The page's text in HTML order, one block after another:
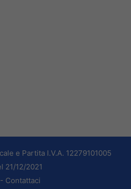
e Partita I.V.A. 12279101005
21/12/2021
Contattaci